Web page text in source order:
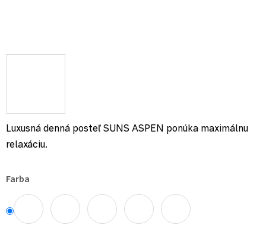
Luxusná denná posteľ SUNS ASPEN ponúka maximálnu
relaxáciu.
Farba